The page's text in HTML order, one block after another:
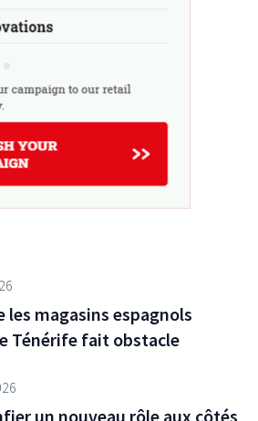
les magasins espagnols
Ténérife fait obstacle
un nouveau rôle aux côtés